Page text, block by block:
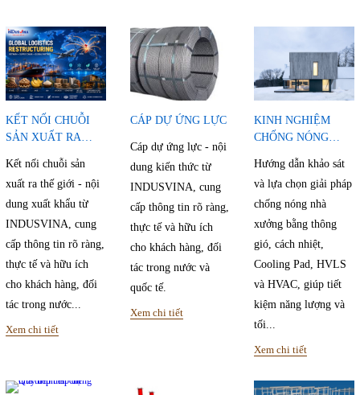
KẾT NỐI CHUỖI
SẢN XUẤT RA
Kết nối chuỗi sản
xuất ra thế giới - nội
dung xuất khẩu từ
INDUSVINA, cung
cấp thông tin rõ ràng,
thực tế và hữu ích
cho khách hàng, đối
tác trong nước...
Xem chi tiết
CÁP DỰ ỨNG LỰC
Cáp dự ứng lực - nội
dung kiến thức từ
INDUSVINA, cung
cấp thông tin rõ ràng,
thực tế và hữu ích
cho khách hàng, đối
tác trong nước và
quốc tế.
Xem chi tiết
KINH NGHIỆM
CHỐNG NÓNG
Hướng dẫn khảo sát
và lựa chọn giải pháp
chống nóng nhà
xưởng bằng thông
gió, cách nhiệt,
Cooling Pad, HVLS
và HVAC, giúp tiết
kiệm năng lượng và
tối...
Xem chi tiết